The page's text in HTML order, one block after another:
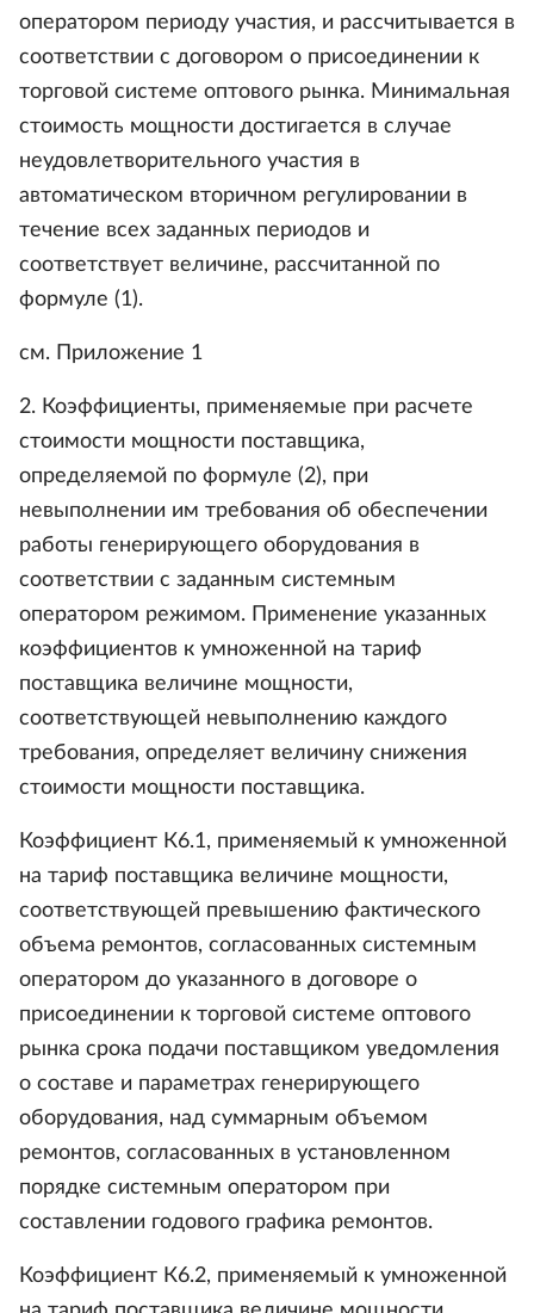
оператором периоду участия, и рассчитывается в
соответствии с договором о присоединении к
торговой системе оптового рынка. Минимальная
стоимость мощности достигается в случае
неудовлетворительного участия в
автоматическом вторичном регулировании в
течение всех заданных периодов и
соответствует величине, рассчитанной по
формуле (1).
см. Приложение 1
2. Коэффициенты, применяемые при расчете
стоимости мощности поставщика,
определяемой по формуле (2), при
невыполнении им требования об обеспечении
работы генерирующего оборудования в
соответствии с заданным системным
оператором режимом. Применение указанных
коэффициентов к умноженной на тариф
поставщика величине мощности,
соответствующей невыполнению каждого
требования, определяет величину снижения
стоимости мощности поставщика.
Коэффициент К6.1, применяемый к умноженной
на тариф поставщика величине мощности,
соответствующей превышению фактического
объема ремонтов, согласованных системным
оператором до указанного в договоре о
присоединении к торговой системе оптового
рынка срока подачи поставщиком уведомления
о составе и параметрах генерирующего
оборудования, над суммарным объемом
ремонтов, согласованных в установленном
порядке системным оператором при
составлении годового графика ремонтов.
Коэффициент К6.2, применяемый к умноженной